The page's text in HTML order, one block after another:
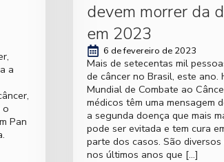
a
o
Pan
devem morrer da
em 2023
6 de fevereiro de 2023
Mais de setecentas mil
de câncer no Brasil, este ano.
Mundial de Combate ao
médicos têm uma mensagem
a segunda doença que mais
pode ser evitada e tem cura
parte dos casos. São
nos últimos anos que […]